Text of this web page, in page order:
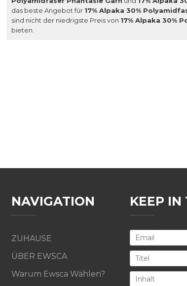
das beste Angebot für 17% Alpaka 30%
sind nicht der niedrigste Preis von 17% Alpaka 30%
bieten.
NAVIGATION
ZUHAUSE
ÜBER EWSCA
Warum Ewsca Wählen?
KEEP IN